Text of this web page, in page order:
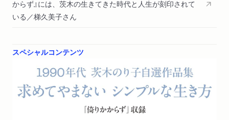
＊訳詩
韓国現代詩選 より
す（洪 允淑）／夕陽によこたわり／月を越えよう（申 庚林）／三寒
初出一覧
茨木のり子著作目録
からず』には、茨木の生きてきた時代と人生が刻印されて
いる／梯久美子さん
スペシャルコンテンツ